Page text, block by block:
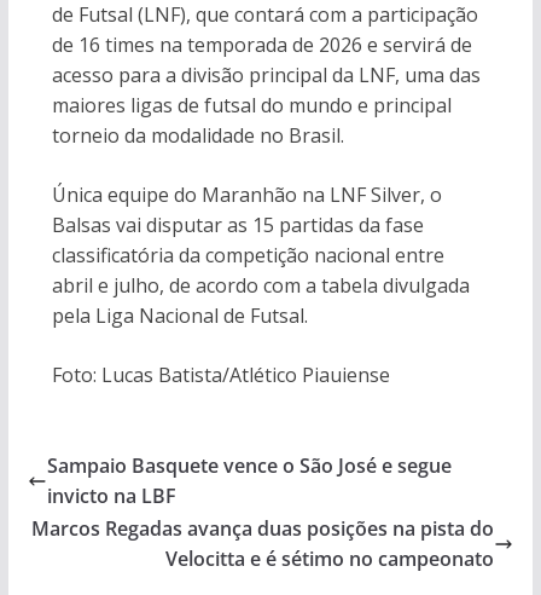
de Futsal (LNF), que contará com a participação
de 16 times na temporada de 2026 e servirá de
acesso para a divisão principal da LNF, uma das
maiores ligas de futsal do mundo e principal
torneio da modalidade no Brasil.
Única equipe do Maranhão na LNF Silver, o
Balsas vai disputar as 15 partidas da fase
classificatória da competição nacional entre
abril e julho, de acordo com a tabela divulgada
pela Liga Nacional de Futsal.
Foto: Lucas Batista/Atlético Piauiense
Sampaio Basquete vence o São José e segue
invicto na LBF
Marcos Regadas avança duas posições na pista do
Velocitta e é sétimo no campeonato